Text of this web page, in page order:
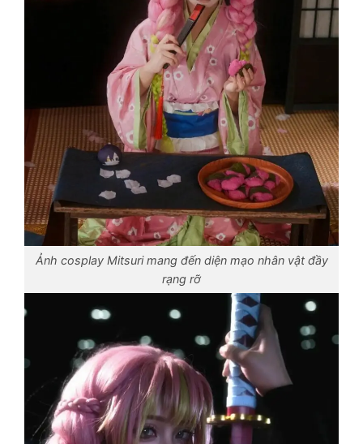
Ảnh cosplay Mitsuri mang đến diện mạo nhân vật đầy
rạng rỡ